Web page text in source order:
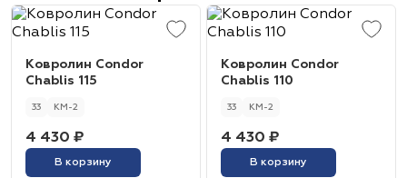
Ковролин Condor
Chablis 115
33 КМ-2
4 430 ₽
В корзину
Ковролин Condor
Chablis 110
33 КМ-2
4 430 ₽
В корзину